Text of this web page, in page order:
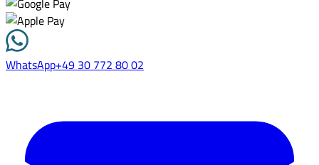
WhatsApp+49 30 772 80 02